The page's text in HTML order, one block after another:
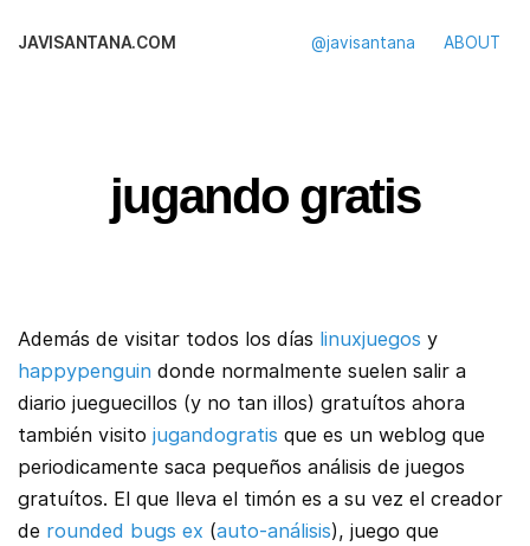
JAVISANTANA.COM @javisantana ABOUT
jugando gratis
Además de visitar todos los días linuxjuegos y
happypenguin donde normalmente suelen salir a
diario jueguecillos (y no tan illos) gratuítos ahora
también visito jugandogratis que es un weblog que
periodicamente saca pequeños análisis de juegos
gratuítos. El que lleva el timón es a su vez el creador
de rounded bugs ex (auto-análisis), juego que